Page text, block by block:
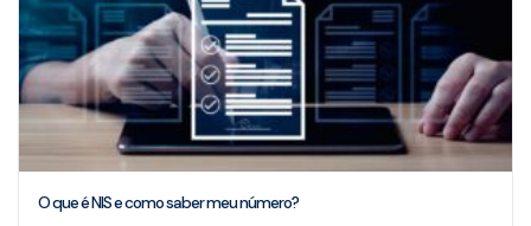
O que é NIS e como saber meu número?